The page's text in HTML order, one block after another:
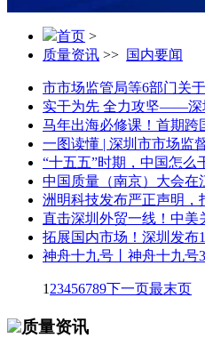
首页 >
质量资讯 >> 国内要闻
市市场监管局等6部门关
实干为先 全力攻坚——深
马年出海必修课！首期跨
一图读懂 | 深圳市市场监
“十五五”时期，中国怎么
中国质量（南京）大会在
洲明科技发布严正声明，
直击深圳外贸一线！中美
拓展国内市场！深圳发布
神舟十九号丨神舟十九号
1 23456789下一页最末页
质量资讯